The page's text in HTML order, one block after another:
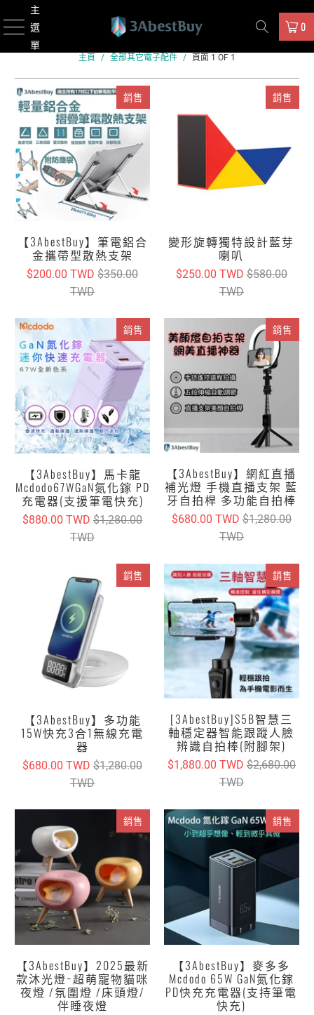
主
選
單
0
主頁 / 全部其它電子配件 / 頁面 1 OF 1
銷售
【3AbestBuy】筆電鋁合
金攜帶型散熱支架
$200.00 TWD$350.00
TWD
銷售
變形旋轉獨特設計藍芽
喇叭
$250.00 TWD$580.00
TWD
銷售
【3AbestBuy】馬卡龍
Mcdodo67WGaN氮化鎵 PD
充電器(支援筆電快充)
$880.00 TWD$1,280.00
TWD
銷售
【3AbestBuy】網紅直播
補光燈 手機直播支架 藍
牙自拍桿 多功能自拍棒
$680.00 TWD$1,280.00
TWD
銷售
【3AbestBuy】多功能
15W快充3合1無線充電
器
$680.00 TWD$1,280.00
TWD
銷售
[3AbestBuy]S5B智慧三
軸穩定器智能跟蹤人臉
辨識自拍棒(附腳架)
$1,880.00 TWD$2,680.00
TWD
銷售
【3AbestBuy】2025最新
款沐光燈~超萌寵物貓咪
夜燈 /氛圍燈 /床頭燈/
伴睡夜燈
銷售
【3AbestBuy】麥多多
Mcdodo 65W GaN氮化鎵
PD快充充電器(支持筆電
快充)